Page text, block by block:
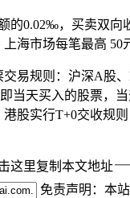
的0.02‰，买卖双向
海市场每笔最高 50
易规则：沪深A股
当天买入的股票，
股实行T+0交收规
这里复制本文地址
免责声明：本